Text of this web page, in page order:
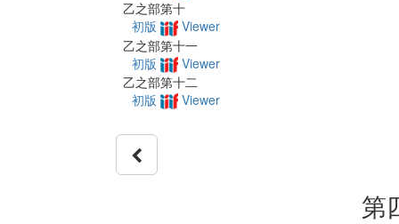
乙之部第十
初版
Viewer
乙之部第十一
初版
Viewer
乙之部第十二
初版
Viewer
第